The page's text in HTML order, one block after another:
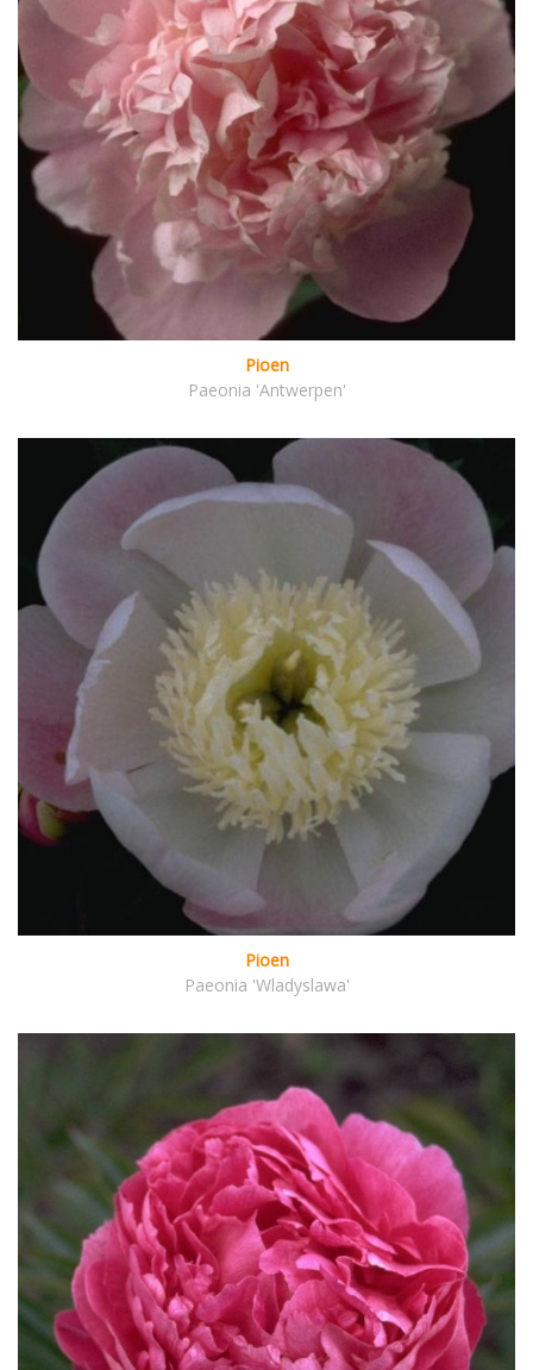
Pioen
Paeonia 'Antwerpen'
Pioen
Paeonia 'Wladyslawa'